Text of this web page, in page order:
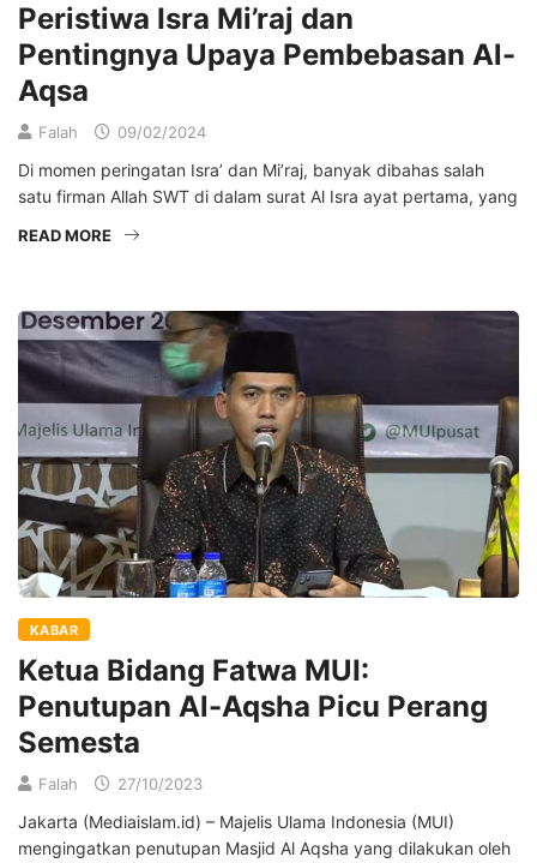
Peristiwa Isra Mi’raj dan
Pentingnya Upaya Pembebasan Al-
Aqsa
Falah 09/02/2024
Di momen peringatan Isra’ dan Mi’raj, banyak dibahas salah
satu firman Allah SWT di dalam surat Al Isra ayat pertama, yang
READ MORE
KABAR
Ketua Bidang Fatwa MUI:
Penutupan Al-Aqsha Picu Perang
Semesta
Falah 27/10/2023
Jakarta (Mediaislam.id) – Majelis Ulama Indonesia (MUI)
mengingatkan penutupan Masjid Al Aqsha yang dilakukan oleh